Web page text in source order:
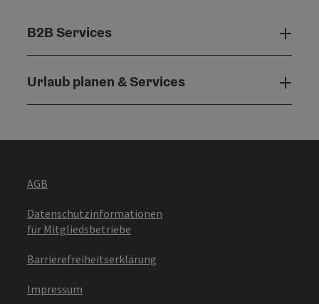
B2B Services
Urlaub planen & Services
AGB
Datenschutzinformationen
für Mitgliedsbetriebe
Barrierefreiheitserklärung
Impressum